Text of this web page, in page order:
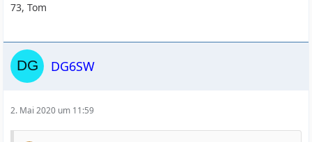
73, Tom
DG6SW
2. Mai 2020 um 11:59